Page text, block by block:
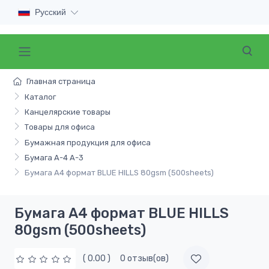
Русский
Главная страница
Каталог
Канцелярские товары
Товары для офиса
Бумажная продукция для офиса
Бумага А-4 А-3
Бумага А4 формат BLUE HILLS 80gsm (500sheets)
Бумага А4 формат BLUE HILLS
80gsm (500sheets)
( 0.00 ) 0 отзыв(ов)